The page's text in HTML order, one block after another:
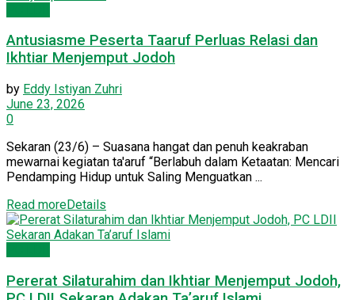
Antusiasme Peserta Taaruf Perluas Relasi dan
Ikhtiar Menjemput Jodoh
by Eddy Istiyan Zuhri
June 23, 2026
0
Sekaran (23/6) – Suasana hangat dan penuh keakraban
mewarnai kegiatan ta'aruf “Berlabuh dalam Ketaatan: Mencari
Pendamping Hidup untuk Saling Menguatkan ...
Read moreDetails
Pererat Silaturahim dan Ikhtiar Menjemput Jodoh,